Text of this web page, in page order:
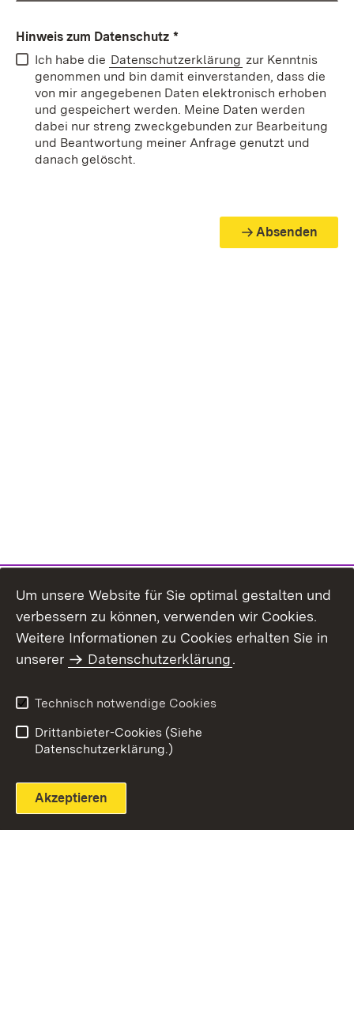
Hinweis zum Datenschutz *
Ich habe die Datenschutzerklärung zur Kenntnis
genommen und bin damit einverstanden, dass die
von mir angegebenen Daten elektronisch erhoben
und gespeichert werden. Meine Daten werden
dabei nur streng zweckgebunden zur Bearbeitung
und Beantwortung meiner Anfrage genutzt und
danach gelöscht.
Absenden
Themenübersicht
Um unsere Website für Sie optimal gestalten und
verbessern zu können, verwenden wir Cookies.
Weitere Informationen zu Cookies erhalten Sie in
unserer
Datenschutzerklärung.
Technisch notwendige Cookies
Drittanbieter-Cookies (Siehe
Datenschutzerklärung.)
Akzeptieren